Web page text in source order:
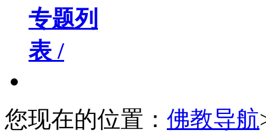
专题列
表 /
您现在的位置： 佛教导航